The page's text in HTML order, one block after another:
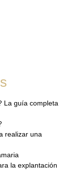
La guía completa
realizar una
la explantación